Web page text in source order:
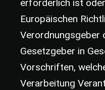
erforderlich ist
Europäischen
Verordnungsgeber
Gesetzgeber in
Vorschriften,
Verarbeitung